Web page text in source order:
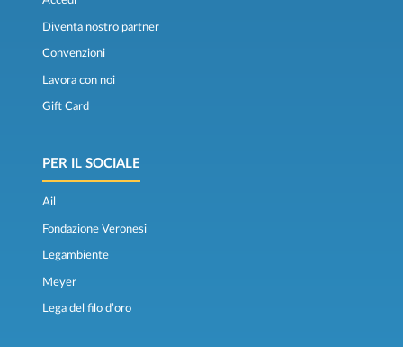
Diventa nostro partner
Convenzioni
Lavora con noi
Gift Card
PER IL SOCIALE
Ail
Fondazione Veronesi
Legambiente
Meyer
Lega del filo d’oro